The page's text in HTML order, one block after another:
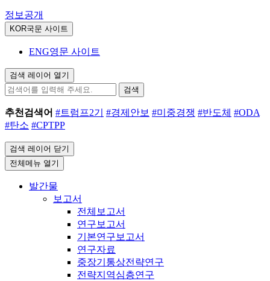
정보공개
KOR국문 사이트
ENG영문 사이트
검색 레이어 열기
검색
추천검색어 #트럼프2기 #경제안보 #미중경쟁 #반도체 #ODA
#탄소 #CPTPP
검색 레이어 닫기
전체메뉴 열기
발간물
보고서
전체보고서
연구보고서
기본연구보고서
연구자료
중장기통상전략연구
전략지역심층연구